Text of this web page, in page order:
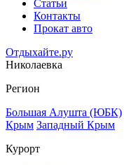
Статьи
Контакты
Прокат авто
Отдыхайте.ру
Николаевка
Регион
Большая Алушта (ЮБК)
Крым Западный Крым
Курорт